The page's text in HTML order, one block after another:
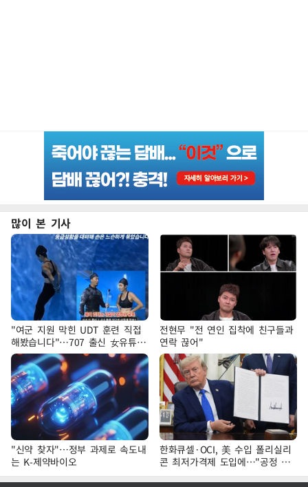
많이 본 기사
"여군 지원 막힌 UDT 훈련 직접
해봤습니다"…707 출신 女유튜버
'완벽 소화'
전현무 "전 연인 집착에 친구들과
연락 끊어"
"신약 찾자"…정부 과제로 속도내
는 K-제약바이오
한화큐셀·OCI, 美 수입 폴리실리
콘 최저가격제 도입에…"공정 경
쟁·수익성 개선 환영"